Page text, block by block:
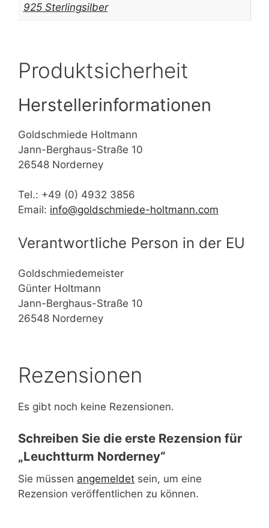
925 Sterlingsilber
Produktsicherheit
Herstellerinformationen
Goldschmiede Holtmann
Jann-Berghaus-Straße 10
26548 Norderney
Tel.: +49 (0) 4932 3856
Email: info@goldschmiede-holtmann.com
Verantwortliche Person in der EU
Goldschmiedemeister
Günter Holtmann
Jann-Berghaus-Straße 10
26548 Norderney
Rezensionen
Es gibt noch keine Rezensionen.
Schreiben Sie die erste Rezension für
„Leuchtturm Norderney“
Sie müssen angemeldet sein, um eine
Rezension veröffentlichen zu können.